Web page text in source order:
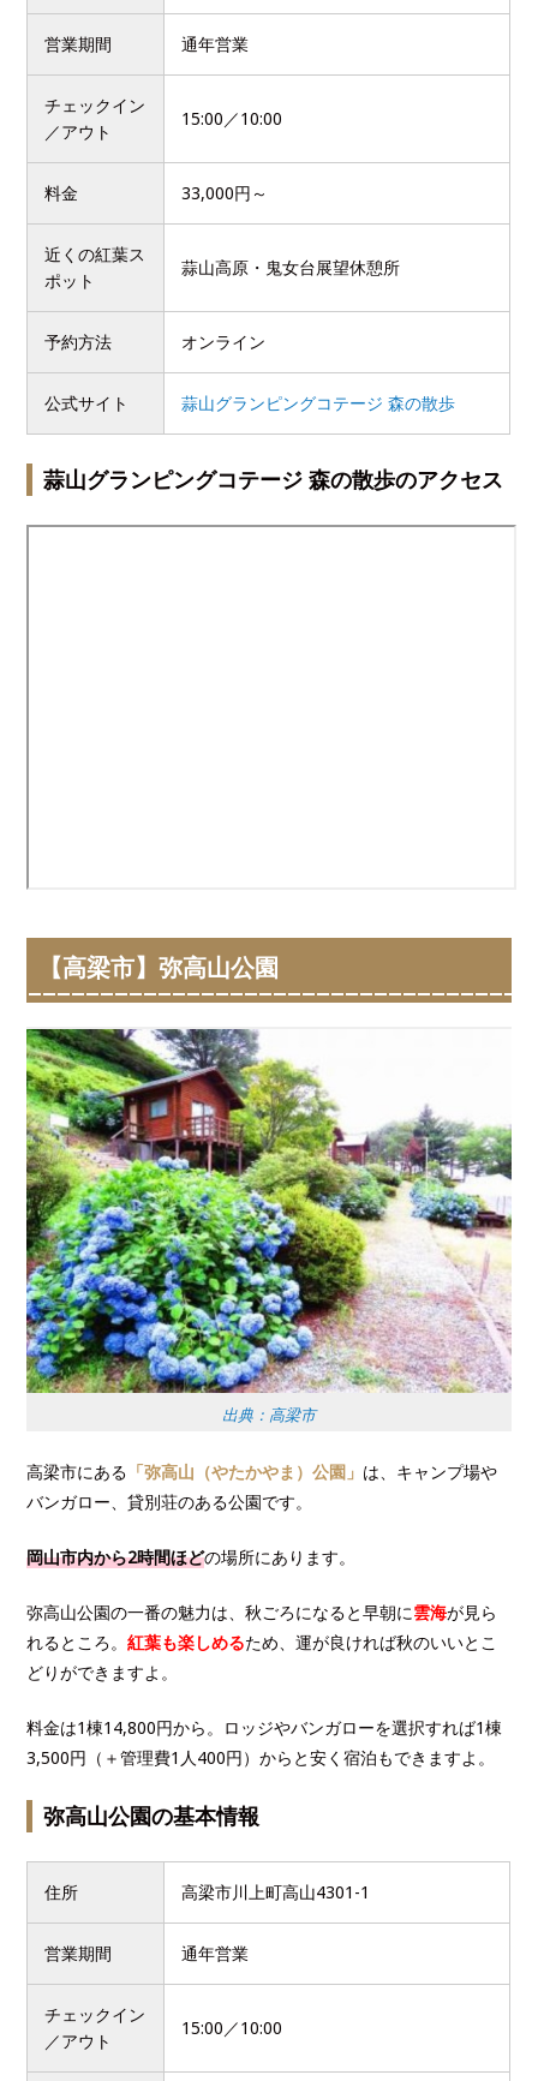
営業期間 通年営業
チェックイン
／アウト
15:00／10:00
料金 33,000円～
近くの紅葉ス
ポット
蒜山高原・鬼女台展望休憩所
予約方法 オンライン
公式サイト 蒜山グランピングコテージ 森の散歩
蒜山グランピングコテージ 森の散歩のアクセス
【高梁市】弥高山公園
出典：高梁市
高梁市にある 「弥高山（やたかやま）公園」 は、キャンプ場や
バンガロー、貸別荘のある公園です。
岡山市内から2時間ほどの場所にあります。
弥高山公園の一番の魅力は、秋ごろになると早朝に雲海が見ら
れるところ。紅葉も楽しめるため、運が良ければ秋のいいとこ
どりができますよ。
料金は1棟14,800円から。ロッジやバンガローを選択すれば1棟
3,500円（＋管理費1人400円）からと安く宿泊もできますよ。
弥高山公園の基本情報
住所 高梁市川上町高山4301-1
営業期間 通年営業
チェックイン
／アウト
15:00／10:00